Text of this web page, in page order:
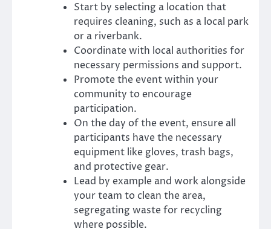
Start by selecting a location that
requires cleaning, such as a local park
or a riverbank.
Coordinate with local authorities for
necessary permissions and support.
Promote the event within your
community to encourage
participation.
On the day of the event, ensure all
participants have the necessary
equipment like gloves, trash bags,
and protective gear.
Lead by example and work alongside
your team to clean the area,
segregating waste for recycling
where possible.